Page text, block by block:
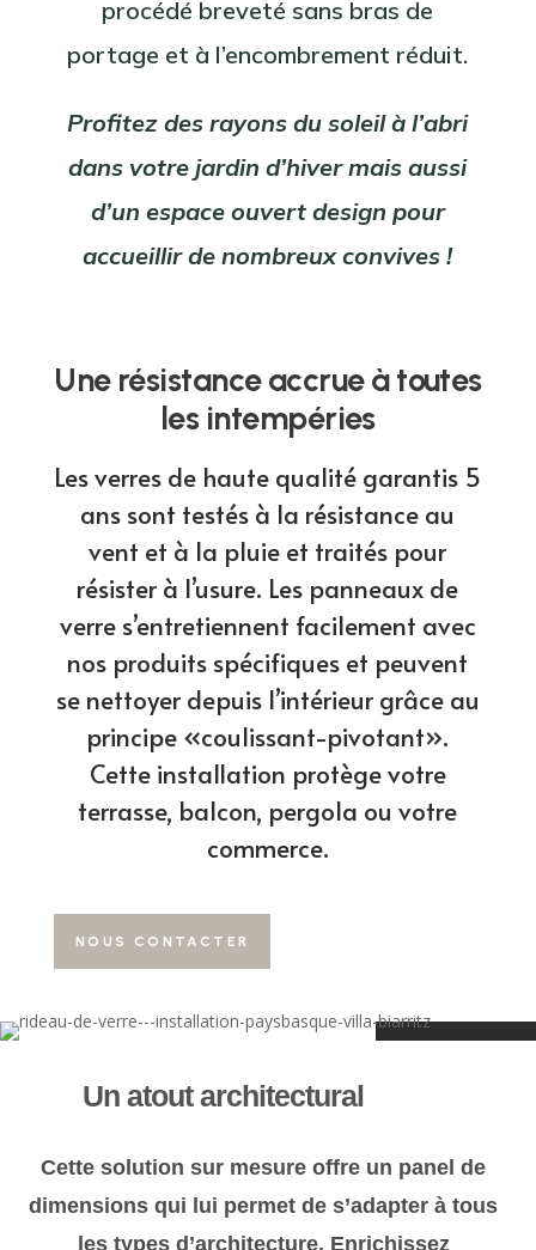
procédé breveté sans bras de
portage et à l’encombrement réduit.
Profitez des rayons du soleil à l’abri
dans votre jardin d’hiver mais aussi
d’un espace ouvert design pour
accueillir de nombreux convives !
Une résistance accrue à toutes
les intempéries
Les verres de haute qualité garantis 5
ans sont testés à la résistance au
vent et à la pluie et traités pour
résister à l’usure. Les panneaux de
verre s’entretiennent facilement avec
nos produits spécifiques et peuvent
se nettoyer depuis l’intérieur grâce au
principe «coulissant-pivotant».
Cette installation protège votre
terrasse, balcon, pergola ou votre
commerce.
NOUS CONTACTER
Un atout architectural
Cette solution sur mesure offre un panel de
dimensions qui lui permet de s’adapter à tous
les types d’architecture. Enrichissez